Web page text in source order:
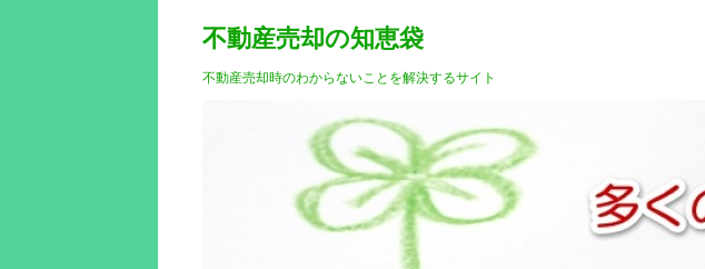
不動産売却の知恵袋
不動産売却時のわからないことを解決するサイト